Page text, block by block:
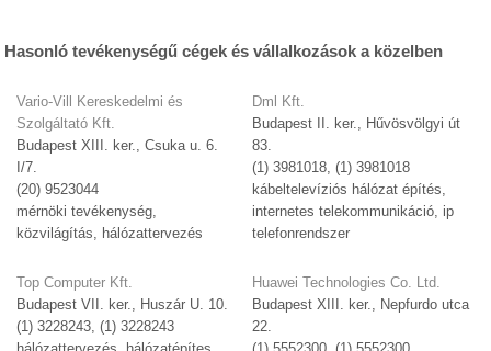
Hasonló tevékenységű cégek és vállalkozások a közelben
Vario-Vill Kereskedelmi és
Szolgáltató Kft.
Budapest XIII. ker., Csuka u. 6.
I/7.
(20) 9523044
mérnöki tevékenység,
közvilágítás, hálózattervezés
Top Computer Kft.
Budapest VII. ker., Huszár U. 10.
(1) 3228243, (1) 3228243
Dml Kft.
Budapest II. ker., Hűvösvölgyi út
83.
(1) 3981018, (1) 3981018
kábeltelevíziós hálózat építés,
internetes telekommunikáció, ip
telefonrendszer
Huawei Technologies Co. Ltd.
Budapest XIII. ker., Nepfurdo utca
22.